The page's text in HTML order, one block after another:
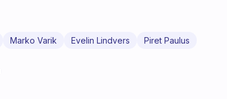
Marko Varik Evelin Lindvers Piret Paulus